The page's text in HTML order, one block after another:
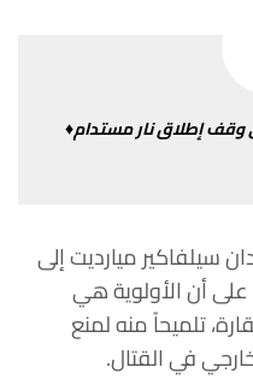
وقفإطلاقنارمستدام♦
سيلفاكيرميارديتإلى
علىأنالأولويةهي
تلميحاً منهلمنع
فيالقتال.